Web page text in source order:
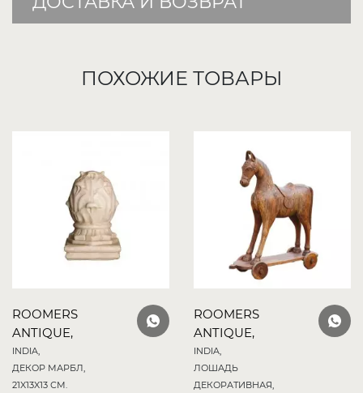
ПОХОЖИЕ ТОВАРЫ
ROOMERS
ANTIQUE,
INDIA,
ДЕКОР МАРБЛ,
21X13X13 СМ.
ROOMERS
ANTIQUE,
INDIA,
ЛОШАДЬ
ДЕКОРАТИВНАЯ,